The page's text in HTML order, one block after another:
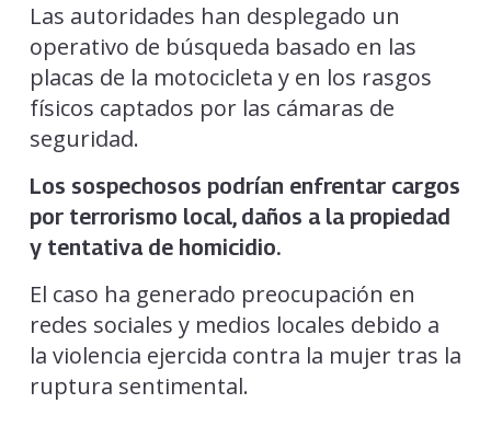
Las autoridades han desplegado un
operativo de búsqueda basado en las
placas de la motocicleta y en los rasgos
físicos captados por las cámaras de
seguridad.
Los sospechosos podrían enfrentar cargos
por terrorismo local, daños a la propiedad
y tentativa de homicidio.
El caso ha generado preocupación en
redes sociales y medios locales debido a
la violencia ejercida contra la mujer tras la
ruptura sentimental.